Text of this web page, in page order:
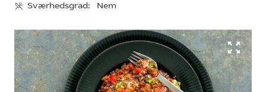
Sværhedsgrad:
Nem